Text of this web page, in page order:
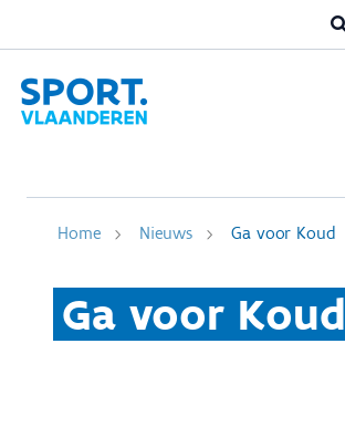
Home Nieuws Ga voor Koud
Ga voor Koud